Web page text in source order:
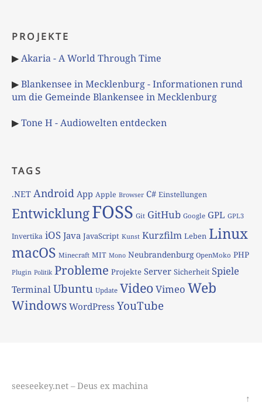
PROJEKTE
▶Akaria - A World Through Time
▶Blankensee in Mecklenburg - Informationen rund
um die Gemeinde Blankensee in Mecklenburg
▶Tone H - Audiowelten entdecken
TAGS
.NET Android App Apple Browser C# Einstellungen
EntwicklungFOSS Git GitHub Google GPL GPL3
Invertika iOS Java JavaScript Kunst Kurzfilm Leben Linux
macOS Minecraft MIT Mono Neubrandenburg OpenMoko PHP
Plugin Politik Probleme Projekte Server Sicherheit Spiele
TerminalUbuntu Update VideoVimeo Web
Windows WordPress YouTube
seeseekey.net – Deus ex machina
↑